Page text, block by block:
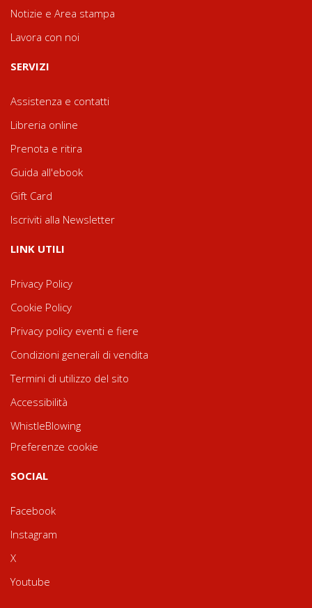
Notizie e Area stampa
Lavora con noi
SERVIZI
Assistenza e contatti
Libreria online
Prenota e ritira
Guida all'ebook
Gift Card
Iscriviti alla Newsletter
LINK UTILI
Privacy Policy
Cookie Policy
Privacy policy eventi e fiere
Condizioni generali di vendita
Termini di utilizzo del sito
Accessibilità
WhistleBlowing
Preferenze cookie
SOCIAL
Facebook
Instagram
X
Youtube